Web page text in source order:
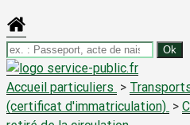
Accueil particuliers >
(certificat d'immatriculation) >